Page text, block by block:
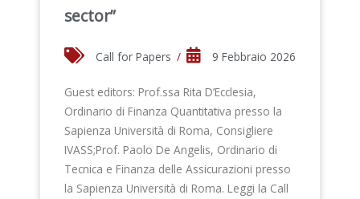
sector”
Call for Papers / 9 Febbraio 2026
Guest editors: Prof.ssa Rita D’Ecclesia,
Ordinario di Finanza Quantitativa presso la
Sapienza Università di Roma, Consigliere
IVASS;Prof. Paolo De Angelis, Ordinario di
Tecnica e Finanza delle Assicurazioni presso
la Sapienza Università di Roma. Leggi la Call